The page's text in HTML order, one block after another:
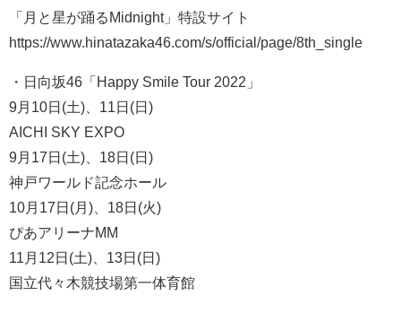
「月と星が踊るMidnight」特設サイト
https://www.hinatazaka46.com/s/official/page/8th_single
・日向坂46「Happy Smile Tour 2022」
9月10日(土)、11日(日)
AICHI SKY EXPO
9月17日(土)、18日(日)
神戸ワールド記念ホール
10月17日(月)、18日(火)
ぴあアリーナMM
11月12日(土)、13日(日)
国立代々木競技場第一体育館